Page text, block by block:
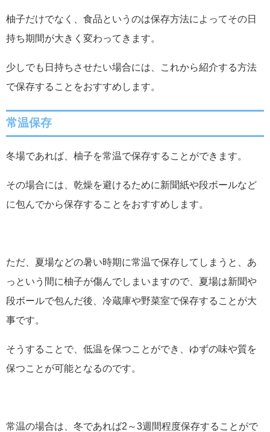
柚子だけでなく、食品というのは保存方法によってその日
持ち期間が大きく変わってきます。
少しでも日持ちさせたい場合には、これから紹介する方法
で保存することをおすすめします。
常温保存
冬場であれば、柚子を常温で保存することができます。
その場合には、乾燥を避けるために新聞紙や段ボールなど
に包んでから保存することをおすすめします。
ただ、夏場などの暑い時期に常温で保存してしまうと、あ
っという間に柚子が傷んでしまいますので、夏場は新聞や
段ボールで包んだ後、冷蔵庫や野菜室で保存することが大
事です。
そうすることで、低温を保つことができ、ゆずの味や質を
保つことが可能となるのです。
常温の場合は、冬であれば2～3週間程度保存することがで